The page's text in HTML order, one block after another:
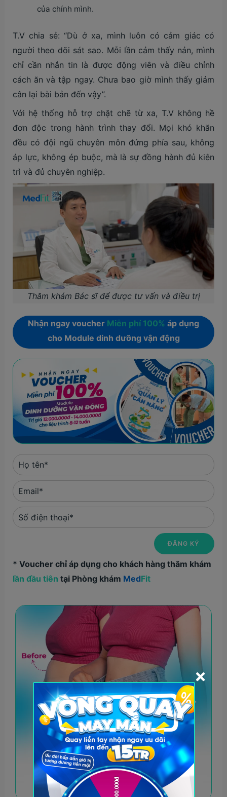
của chính mình.
T.V chia sẻ: “Dù ở xa, mình luôn có cảm giác có
người theo dõi sát sao. Mỗi lần cảm thấy nản, mình
chỉ cần nhắn tin là được động viên và điều chỉnh
cách ăn và tập ngay. Chưa bao giờ mình thấy giảm
cân lại bài bản đến vậy”.
Với hệ thống hỗ trợ chặt chẽ từ xa, T.V không hề
đơn độc trong hành trình thay đổi. Mọi khó khăn
đều có đội ngũ chuyên môn đứng phía sau, không
áp lực, không ép buộc, mà là sự đồng hành đủ kiên
trì và đủ chuyên nghiệp.
Thăm khám Bác sĩ để được tư vấn và điều trị
Nhận ngay voucher Miễn phí 100% áp dụng
cho Module dinh dưỡng vận động
* Voucher chỉ áp dụng cho khách hàng thăm khám
lần đầu tiên tại Phòng khám MedFit